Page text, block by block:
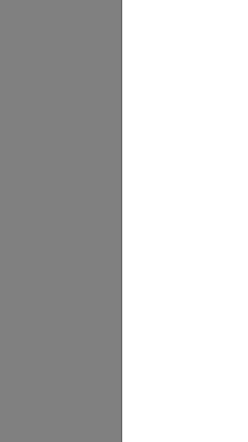
čustev
Didi Divja